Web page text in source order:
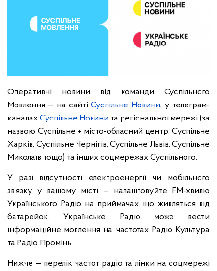
Оперативні новини від команди Суспільного
Мовлення — на сайтіСуспільне Новини, у телеграм-
каналах Суспільне Новини та регіональної мережі (за
назвою Суспільне + місто-обласний центр: Суспільне
Харків, Суспільне Чернігів, Суспільне Львів, Суспільне
Миколаїв тощо) та інших соцмережах Суспільного.
У разі відсутності електроенергії чи мобільного
зв’язку у вашому місті — налаштовуйте FM-хвилю
Українського Радіо на приймачах, що живляться від
батарейок. Українське Радіо може вести
інформаційне мовлення на частотах Радіо Культура
та Радіо Промінь.
Нижче — перелік частот радіо та лінки на соцмережі